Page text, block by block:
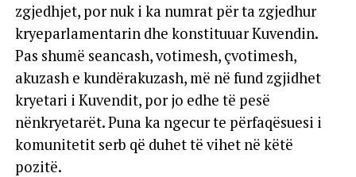
zgjedhjet, por nuk i ka numrat për ta zgjedhur
kryeparlamentarin dhe konstituuar Kuvendin.
Pas shumë seancash, votimesh, çvotimesh,
akuzash e kundërakuzash, më në fund zgjidhet
kryetari i Kuvendit, por jo edhe të pesë
nënkryetarët. Puna ka ngecur te përfaqësuesi i
komunitetit serb që duhet të vihet në këtë
pozitë.